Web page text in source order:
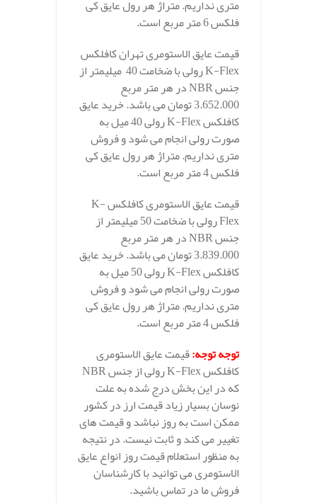
متری نداریم. متراژ هر رول عایق کی
فلکس 6 متر مربع است.
قیمت عایق الاستومری تهران کافلکس
K-Flex رولی با ضخامت 40 میلیمتر از
جنس NBR در هر متر مربع
3.652.000 تومان می باشد. خرید عایق
کافلکس K-Flex رولی 40 میل به
صورت رولی انجام می شود و فروش
متری نداریم. متراژ هر رول عایق کی
فلکس 4 متر مربع است.
قیمت عایق الاستومری کافلکس K-
Flex رولی با ضخامت 50 میلیمتر از
جنس NBR در هر متر مربع
3.839.000 تومان می باشد. خرید عایق
کافلکس K-Flex رولی 50 میل به
صورت رولی انجام می شود و فروش
متری نداریم. متراژ هر رول عایق کی
فلکس 4 متر مربع است.
توجه توجه:قیمت عایق الاستومری
کافلکس K-Flex رولی از جنس NBR
که در این بخش درج شده به علت
نوسان بسیار زیاد قیمت ارز در کشور
ممکن است به روز نباشد و قیمت های
تغییر می کند و ثابت نیست. در نتیجه
به منظور استعلام قیمت روز انواع عایق
الاستومری می توانید با کارشناسان
فروش ما در تماس باشید.